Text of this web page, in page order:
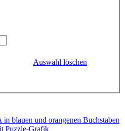
Auswahl löschen